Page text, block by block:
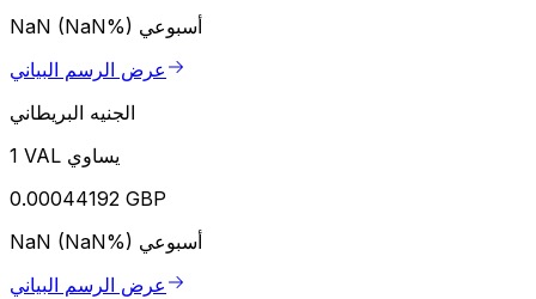
NaN (NaN%) أسبوعي
عرض الرسم البياني
الجنيه البريطاني
1 VAL يساوي
0.00044192 GBP
NaN (NaN%) أسبوعي
عرض الرسم البياني